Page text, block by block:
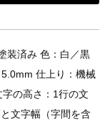
装済み 色：白／黒
仕上り：機械
の高さ：1行の文
文字幅（字間を含